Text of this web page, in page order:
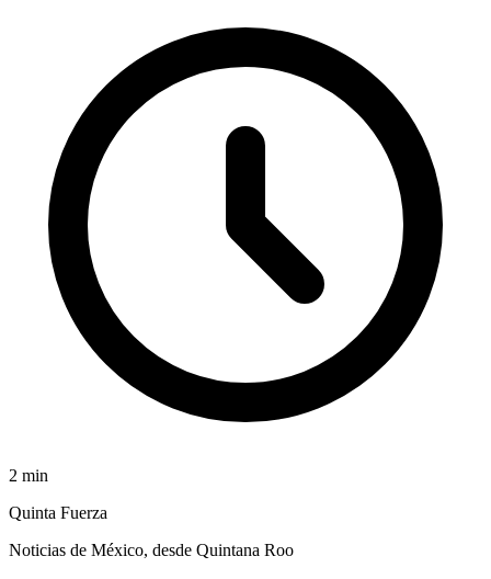
2 min
Quinta Fuerza
Noticias de México, desde Quintana Roo